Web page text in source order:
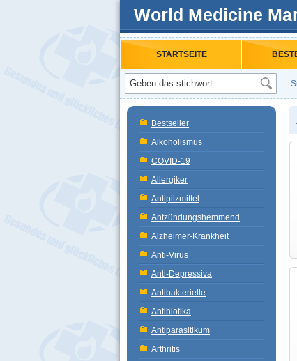
World Medicine
STARTSEITE
Bestseller
Alkoholismus
COVID-19
Allergiker
Antipilzmittel
Antzündungshemmend
Alzheimer-Krankheit
Anti-Virus
Anti-Depressiva
Antibakterielle
Antibiotika
Antiparasitikum
Arthritis